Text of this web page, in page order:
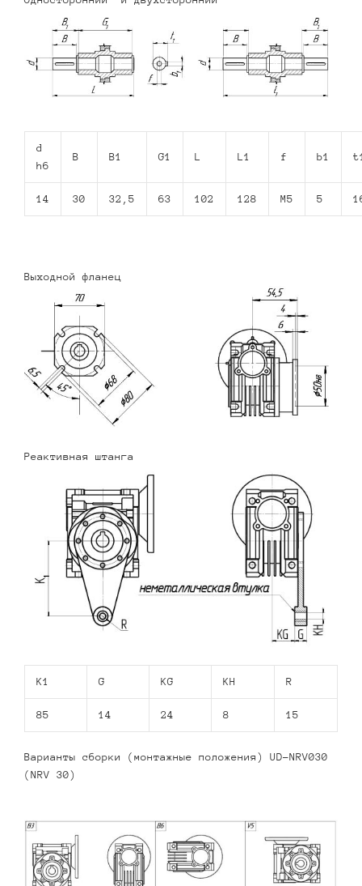
d
h6
B B1 G1 L L1 f b1
14 30 32,5 63 102 128 M5 5
Выходной фланец
Реактивная штанга
K1 G KG KH R
85 14 24 8 15
Варианты сборки (монтажные положения) UD-NRV030
(NRV 30)